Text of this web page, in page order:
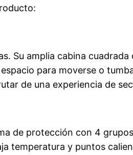
Su amplia cabina
para moverse o
de una experiencia de
de protección con 4
temperatura y puntos